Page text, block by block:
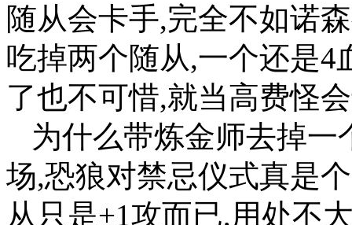
随从会卡手,完全不如诺
吃掉两个随从,一个还是4
了也不可惜,就当高费怪
为什么带炼金师去掉
场,恐狼对禁忌仪式真是
从只是+1攻而已,用处不